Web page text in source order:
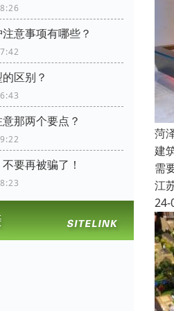
意事项有哪些？
区别？
那两个要点？
要再被骗了！
菏
建
需
江
24-